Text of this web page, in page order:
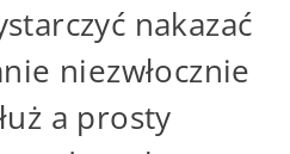
nakazać
niezwłocznie
a prosty